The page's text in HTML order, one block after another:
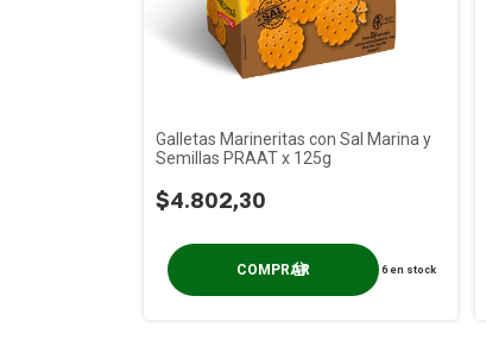
Galletas Marineritas con Sal Marina y
Semillas PRAAT x 125g
$4.802,30
6en stock